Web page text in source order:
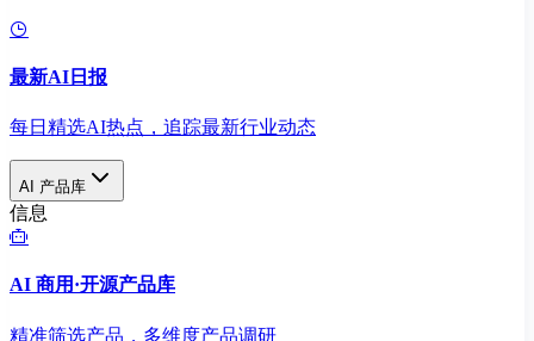
最新AI日报
每日精选AI热点，追踪最新行业动态
AI 产品库
信息
AI 商用·开源产品库
精准筛选产品，多维度产品调研